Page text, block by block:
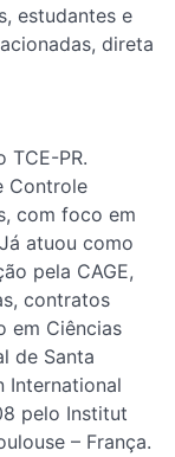
estudantes e
direta
TCE-PR.
Controle
com foco em
atuou como
pela CAGE,
contratos
em Ciências
de Santa
International
pelo Institut
– França.